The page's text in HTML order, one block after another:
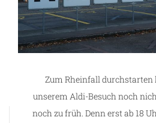
Zum Rheinfall
unserem Aldi-Besuch noch
noch zu früh. Denn erst ab 18